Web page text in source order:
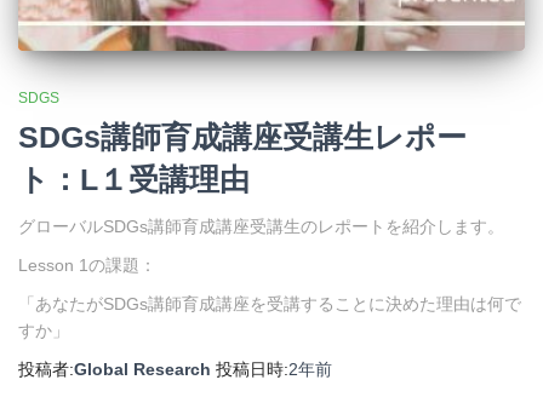
SDGS
SDGs講師育成講座受講生レポー
ト：L１受講理由
グローバルSDGs講師育成講座受講生のレポートを紹介します。
Lesson 1の課題：
「あなたがSDGs講師育成講座を受講することに決めた理由は何で
すか」
投稿者:Global Research 投稿日時:2年前